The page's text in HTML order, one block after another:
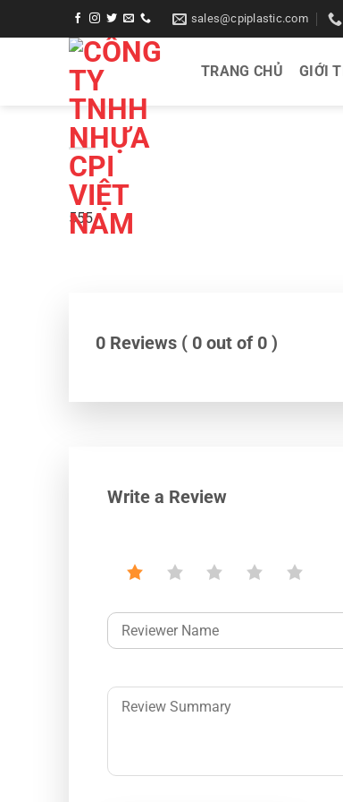
sales@cpiplastic.com
TRANG CHỦ GIỚI
555
0 Reviews ( 0 out of 0 )
Write a Review